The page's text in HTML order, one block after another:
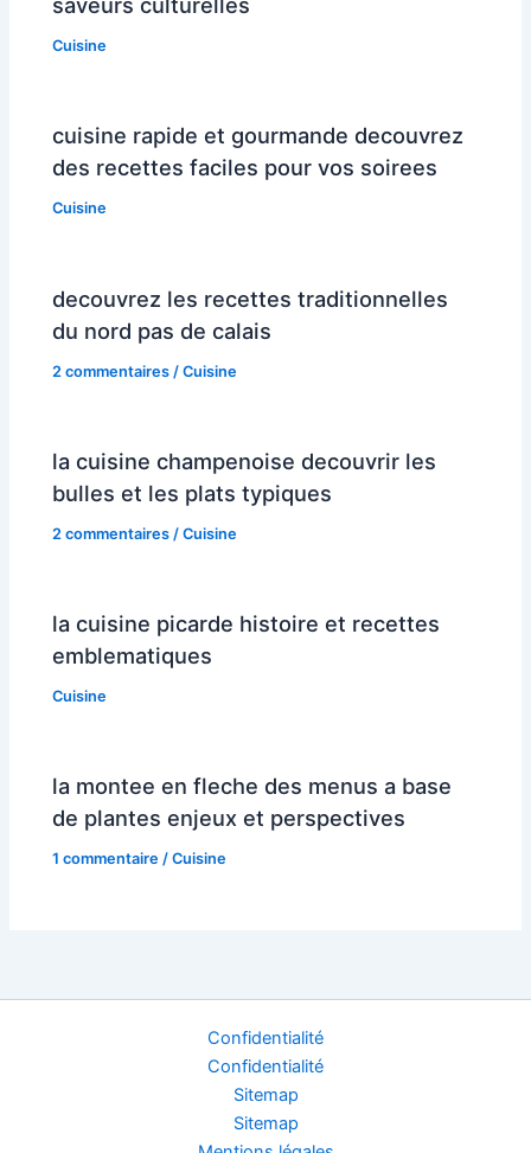
Cuisine
cuisine rapide et gourmande decouvrez
des recettes faciles pour vos soirees
Cuisine
decouvrez les recettes traditionnelles
du nord pas de calais
2 commentaires /Cuisine
la cuisine champenoise decouvrir les
bulles et les plats typiques
2 commentaires /Cuisine
la cuisine picarde histoire et recettes
emblematiques
Cuisine
la montee en fleche des menus a base
de plantes enjeux et perspectives
1 commentaire /Cuisine
Confidentialité
Confidentialité
Sitemap
Sitemap